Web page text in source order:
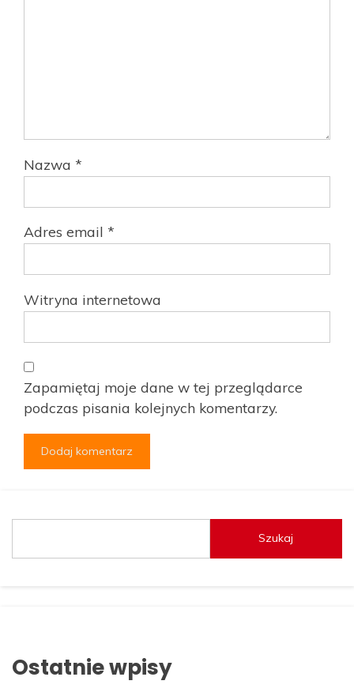
Nazwa *
Adres email *
Witryna internetowa
Zapamiętaj moje dane w tej przeglądarce
podczas pisania kolejnych komentarzy.
Szukaj
Ostatnie wpisy